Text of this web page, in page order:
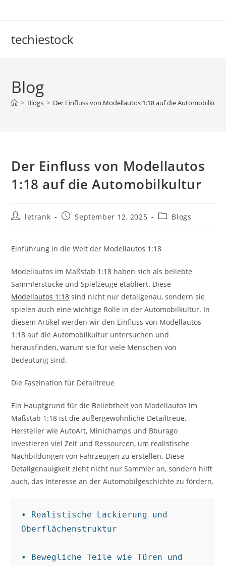
techiestock
Blog
> Blogs > Der Einfluss von Modellautos 1:18 auf die
Der Einfluss von Modellautos
1:18 auf die Automobilkultur
Postletrank
PostSeptember 12, 2025
PostBlogs
Einführung in die Welt der Modellautos 1:18
Modellautos im Maßstab 1:18 haben sich als beliebte
Sammlerstücke und Spielzeuge etabliert. Diese
Modellautos 1:18 sind nicht nur detailgenau, sondern sie
spielen auch eine wichtige Rolle in der Automobilkultur. In
diesem Artikel werden wir den Einfluss von Modellautos
1:18 auf die Automobilkultur untersuchen und
herausfinden, warum sie für viele Menschen von
Bedeutung sind.
Die Faszination für Detailtreue
Ein Hauptgrund für die Beliebtheit von Modellautos im
Maßstab 1:18 ist die außergewöhnliche Detailtreue.
Hersteller wie AutoArt, Minichamps und Bburago
investieren viel Zeit und Ressourcen, um realistische
Nachbildungen von Fahrzeugen zu erstellen. Diese
Detailgenauigkeit zieht nicht nur Sammler an, sondern hilft
auch, das Interesse an der Automobilgeschichte zu fördern.
• Realistische Lackierung und
Oberflächenstruktur
• Bewegliche Teile wie Türen und